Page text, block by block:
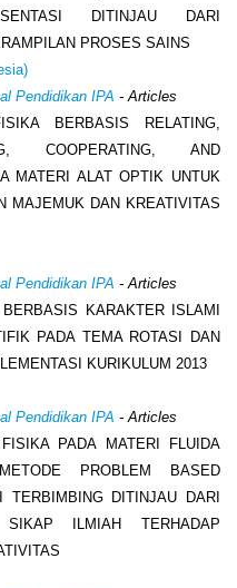
DITINJAU DARI
PROSES SAINS
Pendidikan IPA - Articles
BERBASIS RELATING,
COOPERATING, AND
MATERI ALAT OPTIK UNTUK
MAJEMUK DAN KREATIVITAS
Pendidikan IPA - Articles
KARAKTER ISLAMI
PADA TEMA ROTASI DAN
KURIKULUM 2013
Pendidikan IPA - Articles
PADA MATERI FLUIDA
PROBLEM BASED
TERBIMBING DITINJAU DARI
ILMIAH TERHADAP